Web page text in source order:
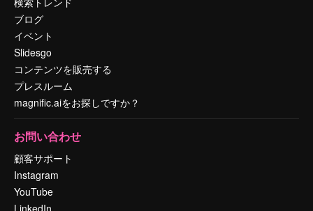
ブログ
イベント
Slidesgo
コンテンツを販売する
プレスルーム
magnific.aiをお探しですか？
お問い合わせ
顧客サポート
Instagram
YouTube
LinkedIn